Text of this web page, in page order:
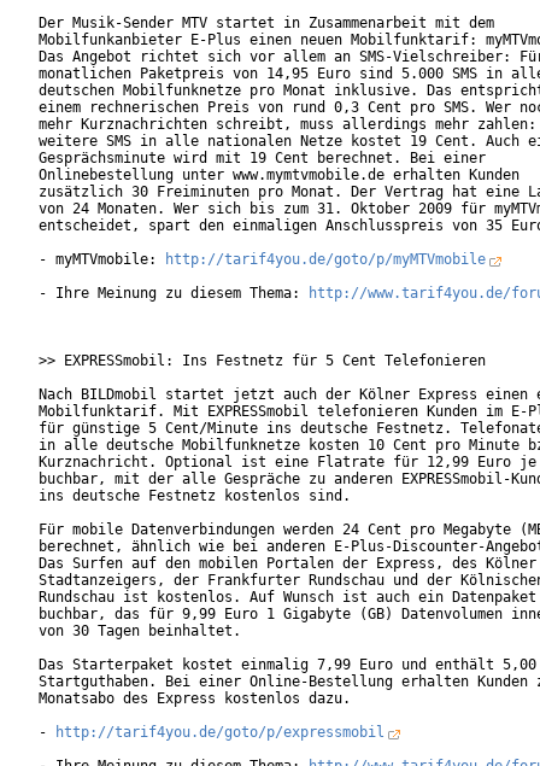
Der Musik-Sender MTV startet in Zusammenarbeit mit dem
Mobilfunkanbieter E-Plus einen neuen Mobilfunktarif:
Das Angebot richtet sich vor allem an SMS-Vielschreiber:
monatlichen Paketpreis von 14,95 Euro sind 5.000 SMS in
deutschen Mobilfunknetze pro Monat inklusive. Das
einem rechnerischen Preis von rund 0,3 Cent pro SMS. Wer
mehr Kurznachrichten schreibt, muss allerdings mehr zahlen:
weitere SMS in alle nationalen Netze kostet 19 Cent. Auch
Gesprächsminute wird mit 19 Cent berechnet. Bei einer
Onlinebestellung unter www.mymtvmobile.de erhalten Kunden
zusätzlich 30 Freiminuten pro Monat. Der Vertrag hat eine
von 24 Monaten. Wer sich bis zum 31. Oktober 2009 für
entscheidet, spart den einmaligen Anschlusspreis
- myMTVmobile:
http://tarif4you.de/goto/p/myMTVmobile
- Ihre Meinung zu diesem Thema:
http://www.tarif4you.de/
>> EXPRESSmobil: Ins Festnetz für 5 Cent Telefonieren
Nach BILDmobil startet jetzt auch der Kölner Express einen
Mobilfunktarif. Mit EXPRESSmobil telefonieren Kunden im E-
für günstige 5 Cent/Minute ins deutsche Festnetz. Telefonate
in alle deutsche Mobilfunknetze kosten 10 Cent pro Minute
Kurznachricht. Optional ist eine Flatrate für 12,99 Euro je
buchbar, mit der alle Gespräche zu anderen EXPRESSmobil-
ins deutsche Festnetz kostenlos sind.
Für mobile Datenverbindungen werden 24 Cent pro Megabyte
berechnet, ähnlich wie bei anderen E-Plus-Discounter-
Das Surfen auf den mobilen Portalen der Express, des Kölner
Stadtanzeigers, der Frankfurter Rundschau und der
Rundschau ist kostenlos. Auf Wunsch ist auch ein Datenpaket
buchbar, das für 9,99 Euro 1 Gigabyte (GB) Datenvolumen
von 30 Tagen beinhaltet.
Das Starterpaket kostet einmalig 7,99 Euro und enthält 5,00
Startguthaben. Bei einer Online-Bestellung erhalten Kunden
Monatsabo des Express kostenlos dazu.
-
http://tarif4you.de/goto/p/expressmobil